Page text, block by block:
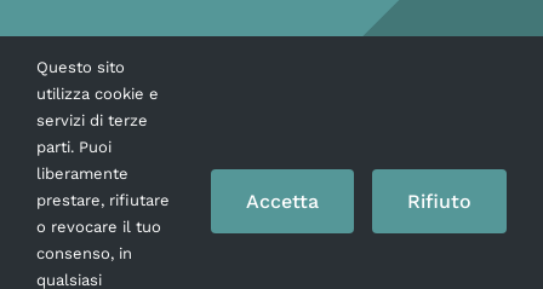
Copyright © Ass. Teatro Stabile della Città di Napoli 2026
Questo sito
utilizza cookie e
servizi di terze
parti. Puoi
liberamente
prestare, rifiutare
o revocare il tuo
consenso, in
qualsiasi
Accetta Rifiuto